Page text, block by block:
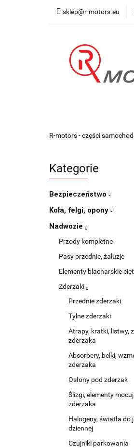
sklep@r-motors.eu
R-motors - części
Kategorie
Bezpieczeństwo
Koła, felgi, opony
Nadwozie
Przody kompletne
Pasy przednie, żaluzje
Elementy blacharskie
Zderzaki
Przednie zderzaki
Tylne zderzaki
Atrapy, kratki, listwy,
zderzaka
Absorbery, belki,
zderzaka
Osłony pod zderzak
Ślizgi, elementy
zderzaka
Halogeny, światła do
dziennej
Czujniki parkowania